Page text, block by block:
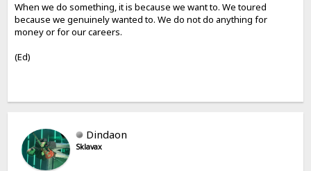
When we do something, it is because we want to. We toured
because we genuinely wanted to. We do not do anything for
money or for our careers.
(Ed)
Dindaon
Sklavax